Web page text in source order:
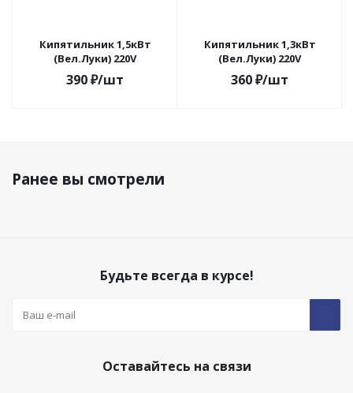
Кипятильник 1,5кВт
(Вел.Луки) 220V
390₽/шт
Кипятильник 1,3кВт
(Вел.Луки) 220V
360₽/шт
Ранее вы смотрели
Будьте всегда в курсе!
Оставайтесь на связи